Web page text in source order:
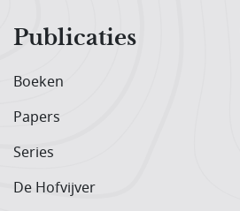
Publicaties
Boeken
Papers
Series
De Hofvijver